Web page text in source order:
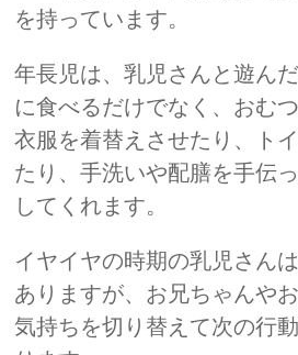
を持っています。
年長児は、乳児さんと遊ん
に食べるだけでなく、おむ
衣服を着替えさせたり、ト
たり、手洗いや配膳を手伝
してくれます。
イヤイヤの時期の乳児さん
ありますが、お兄ちゃんや
気持ちを切り替えて次の行